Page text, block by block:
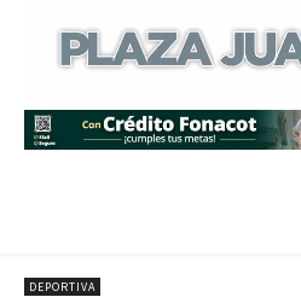
DEPORTIVA